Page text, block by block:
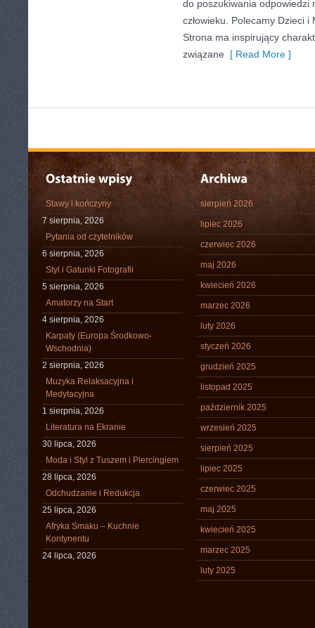
do poszukiwania odpowiedzi
człowieku. Polecamy Dzieci i
Strona ma inspirujący
związane [ Read More ]
Stawy i kończyny
7 sierpnia, 2026
Pytania od czytelników
6 sierpnia, 2026
Styl i Gatunki Fotografii
5 sierpnia, 2026
Amatorzy na Start
4 sierpnia, 2026
Karpaty (Europa Środkowo-
Wschodnia)
2 sierpnia, 2026
Muzyka Relaksacyjna i
Medytacyjna
1 sierpnia, 2026
Literatura na Ekranie
30 lipca, 2026
Moda i Styl z Tuszem i Piercingiem
28 lipca, 2026
Odchudzanie i Redukcja
25 lipca, 2026
Afryka Smaku – Kuchnie
Kontynentu
24 lipca, 2026
sierpień 2026
lipiec 2026
czerwiec 2026
maj 2026
kwiecień 2026
marzec 2026
luty 2026
styczeń 2026
grudzień 2025
listopad 2025
październik 2025
wrzesień 2025
sierpień 2025
lipiec 2025
czerwiec 2025
maj 2025
kwiecień 2025
marzec 2025
luty 2025